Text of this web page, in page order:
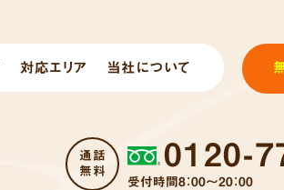
対応エリア 当社について
0120-
受付時間8：00～20：00
通話
無料